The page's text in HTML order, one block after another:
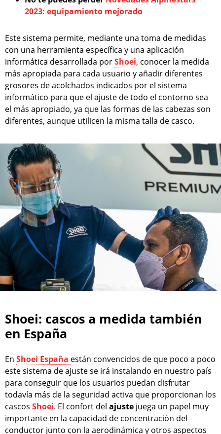
2023: equipamiento mejorado
Este sistema permite, mediante una toma de medidas
con una herramienta específica y una aplicación
informática desarrollada porShoei, conocer la medida
más apropiada para cada usuario y añadir diferentes
grosores de acolchados indicados por el sistema
informático para que el ajuste de todo el contorno sea
el más apropiado, ya que las formas de las cabezas son
diferentes, aunque utilicen la misma talla de casco.
Shoei: cascos a medida también
en España
En Shoei España están convencidos de que poco a poco
este sistema de ajuste se irá instalando en nuestro país
para conseguir que los usuarios puedan disfrutar
todavía más de la seguridad activa que proporcionan los
cascos Shoei. El confort del ajuste juega un papel muy
importante en la capacidad de concentración del
conductor junto con la aerodinámica y otros aspectos